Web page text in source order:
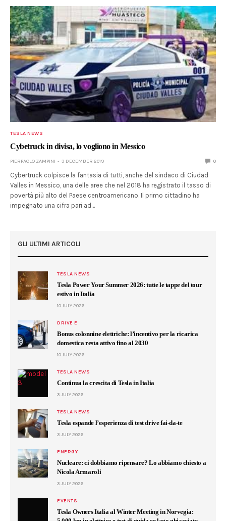
TESLA NEWS
Cybetruck in divisa, lo vogliono in Messico
PIERPAOLO ZAMPINI 3 DECEMBER 2019 0
Cybertruck colpisce la fantasia di tutti, anche del sindaco di Ciudad
Valles in Messico, una delle aree che nel 2018 ha registrato il tasso di
povertà più alto del Paese centroamericano. Il primo cittadino ha
impegnato una cifra pari ad…
GLI ULTIMI ARTICOLI
TESLA NEWS
Tesla Power Your Summer 2026: tutte le tappe del tour
estivo in Italia
10 JULY 2026
DRIVE E
Bonus colonnine elettriche: l’incentivo per la ricarica
domestica resta attivo fino al 2030
10 JULY 2026
TESLA NEWS
Continua la crescita di Tesla in Italia
3 JULY 2026
TESLA NEWS
Tesla espande l’esperienza di test drive fai-da-te
3 JULY 2026
ENERGY
Nucleare: ci dobbiamo ripensare? Lo abbiamo chiesto a
Nicola Armaroli
3 JULY 2026
EVENTS
Tesla Owners Italia al Winter Meeting in Norvegia: